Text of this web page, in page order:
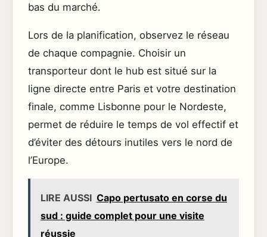
bas du marché.
Lors de la planification, observez le réseau
de chaque compagnie. Choisir un
transporteur dont le hub est situé sur la
ligne directe entre Paris et votre destination
finale, comme Lisbonne pour le Nordeste,
permet de réduire le temps de vol effectif et
d’éviter des détours inutiles vers le nord de
l’Europe.
LIRE AUSSI Capo pertusato en corse du
sud : guide complet pour une visite
réussie